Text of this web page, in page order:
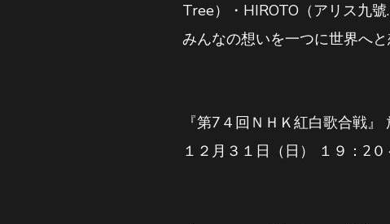
Tree）・HIROTO（アリス九
みんなの想いを一つに世界へ
『第7４回ＮＨＫ紅白歌合戦
１２月３１日（日） １９：2